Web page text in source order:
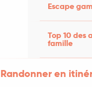
Escape
Top 10 des
famille
Randonner en